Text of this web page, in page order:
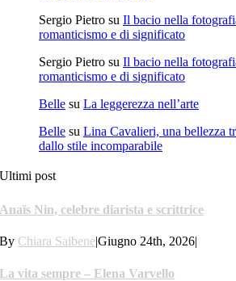
Sergio Pietro su Il bacio nella
romanticismo e di significato
Sergio Pietro su Il bacio nella
romanticismo e di significato
Belle su La leggerezza nell’arte
Belle su Lina Cavalieri, una bellezza
dallo stile incomparabile
Ultimi post
Anaïs Nin, celebre diarista e scrittrice
By Chiara Saibene|Giugno 24th, 2026|
La vita sempre – Elena Varvello